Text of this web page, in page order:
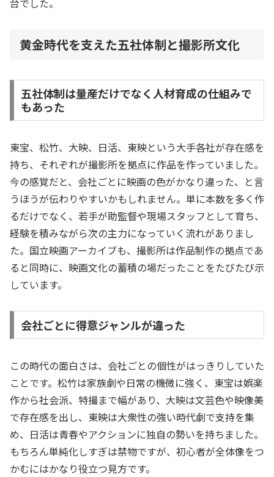
台でした。
黄金時代を支えた五社体制と撮影所文化
五社体制は量産だけでなく人材育成の仕組みで
もあった
東宝、松竹、大映、日活、東映という大手各社が存在感を
持ち、それぞれが撮影所を拠点に作品を作っていました。
今の感覚だと、会社ごとに映画の色がかなり違った、と言
うほうが伝わりやすいかもしれません。単に本数を多く作
るだけでなく、若手が助監督や現場スタッフとして育ち、
経験を積みながら次の主力になっていく流れがありまし
た。国立映画アーカイブも、撮影所は作品制作の拠点であ
ると同時に、映画文化の蓄積の場だったことをたびたび示
しています。
会社ごとに得意ジャンルが違った
この時代の面白さは、会社ごとの個性がはっきりしていた
ことです。松竹は家族劇や日常の機微に強く、東宝は娯楽
作から社会派、特撮まで幅があり、大映は文芸色や映像美
で存在感を出し、東映は大衆性の強い時代劇で支持を集
め、日活は青春やアクションに独自の勢いを持ちました。
もちろん単純化しすぎは禁物ですが、初心者が全体像をつ
かむにはかなり役立つ見方です。